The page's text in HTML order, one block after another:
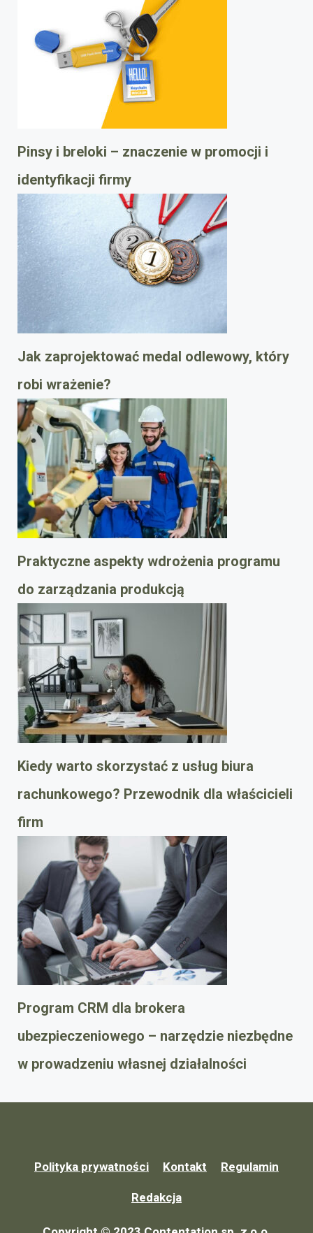
Pinsy i breloki – znaczenie w promocji i
identyfikacji firmy
Jak zaprojektować medal odlewowy, który
robi wrażenie?
Praktyczne aspekty wdrożenia programu
do zarządzania produkcją
Kiedy warto skorzystać z usług biura
rachunkowego? Przewodnik dla właścicieli
firm
Program CRM dla brokera
ubezpieczeniowego – narzędzie niezbędne
w prowadzeniu własnej działalności
Polityka prywatności Kontakt Regulamin
Redakcja